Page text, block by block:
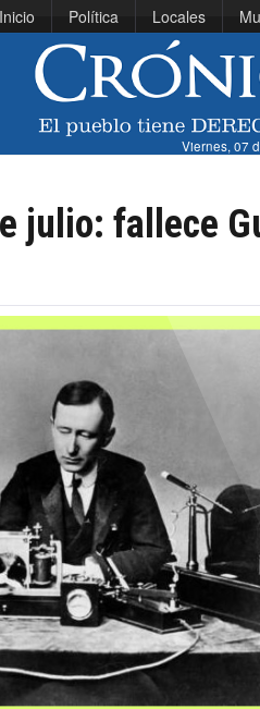
Inicio Política Locales
Viernes, 07
julio: fallece